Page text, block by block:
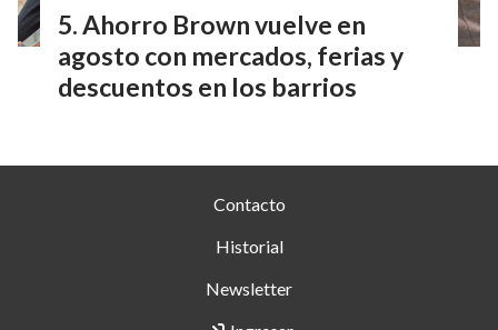
Ahorro Brown vuelve en
agosto con mercados, ferias y
descuentos en los barrios
Contacto
Historial
Newsletter